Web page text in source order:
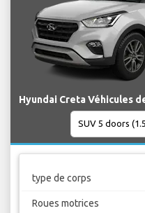
Hyundai Creta Véhicules
type de corps
Roues motrices